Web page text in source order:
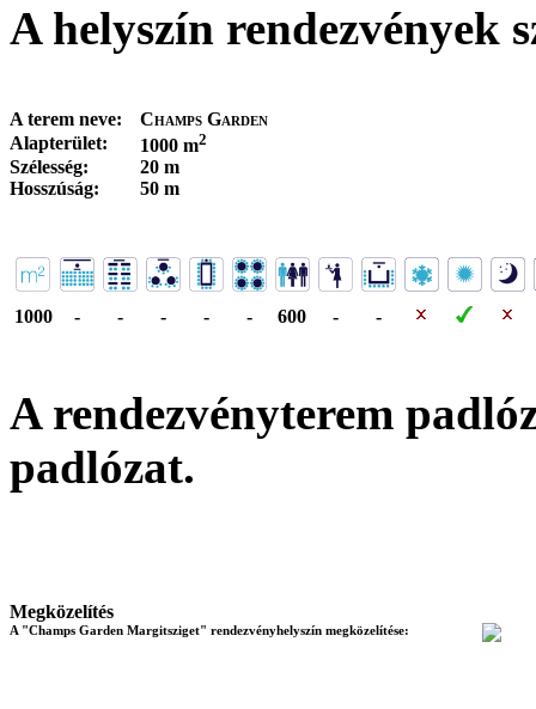
A helyszín rendezvények
A terem neve:
Champs Garden
Alapterület:
1000 m2
Szélesség:
20 m
Hosszúság:
50 m
1000 - - - - - 600 - -
A rendezvényterem
padlózat.
Megközelítés
A "Champs Garden Margitsziget" rendezvényhelyszín megközelítése: